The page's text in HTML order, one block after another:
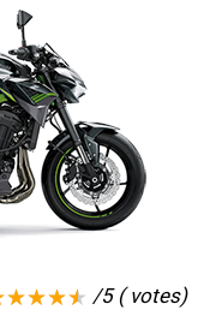
/5 ( votes)